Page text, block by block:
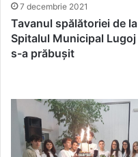
7 decembrie 2021
Tavanul spălătoriei de la
Spitalul Municipal Lugoj
s-a prăbușit